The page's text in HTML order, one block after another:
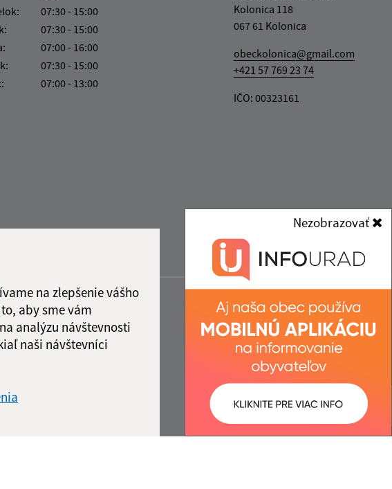
na zlepšenie vášho
aby sme vám
analýzu návštevnosti
naši návštevníci
Nezobrazovať
07:30 - 15:00
07:30 - 15:00
07:00 - 16:00
07:30 - 15:00
07:00 - 13:00
Kolonica 118
067 61 Kolonica
obeckolonica@gmail.com
+421 57 769 23 74
IČO: 00323161